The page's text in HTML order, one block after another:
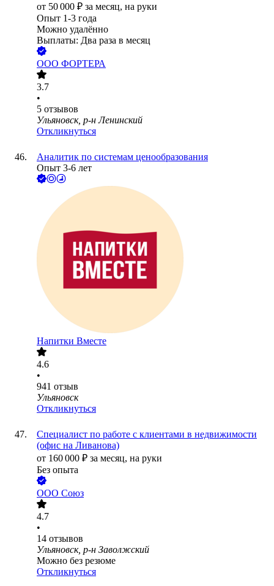
от 50 000 ₽ за месяц, на руки
Опыт 1-3 года
Можно удалённо
Выплаты: Два раза в месяц
ООО ФОРТЕРА
3.7
•
5 отзывов
Ульяновск, р-н Ленинский
Откликнуться
Аналитик по системам ценообразования
Опыт 3-6 лет
Напитки Вместе
4.6
•
941 отзыв
Ульяновск
Откликнуться
Специалист по работе с клиентами в недвижимости
(офис на Ливанова)
от 160 000 ₽ за месяц, на руки
Без опыта
ООО Союз
4.7
•
14 отзывов
Ульяновск, р-н Заволжский
Можно без резюме
Откликнуться